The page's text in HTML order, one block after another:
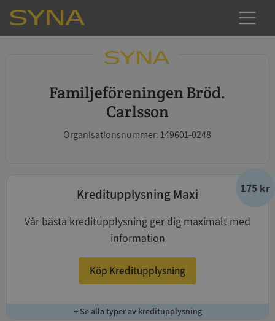
Familjeföreningen Bröd.
Carlsson
Organisationsnummer: 149601-0248
175 kr
Kreditupplysning Maxi
Vår bästa kreditupplysning ger dig maximalt med
information
Köp Kreditupplysning
+ Se alla typer av kreditupplysning